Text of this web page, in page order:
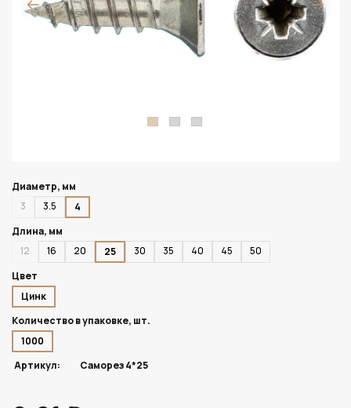
Диаметр, мм
3
3.5
4
Длина, мм
12
16 20 25 30 35 40 45
50
Цвет
Цинк
Количество в упаковке, шт.
1000
Артикул:
Саморез 4*25